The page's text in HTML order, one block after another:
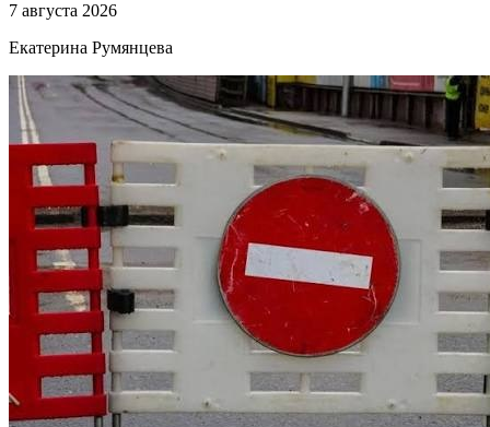
7 августа 2026
Екатерина Румянцева